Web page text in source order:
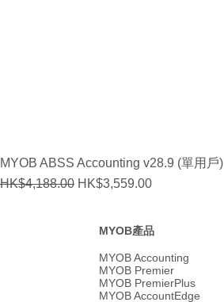
MYOB ABSS Accounting v28.9 (單用戶)
Regular Price
HK$4,188.00 Sale Price
HK$3,559.00
MYOB產品
MYOB Accounting
MYOB Premier
MYOB PremierPlus
MYOB AccountEdge